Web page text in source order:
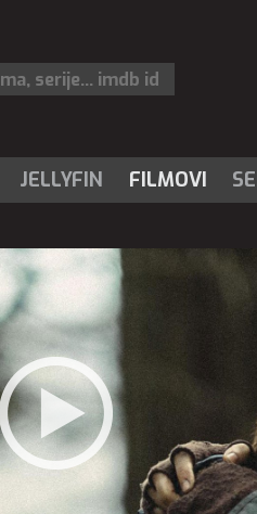
JELLYFIN FILMOVI